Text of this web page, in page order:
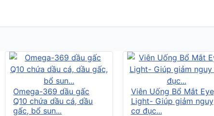
Omega-369 dầu gấc
Q10 chứa dầu cá, dầu
gấc, bổ sun...
Viên Uống Bổ Mắt Eye
Light- Giúp giảm nguy
cơ đục...